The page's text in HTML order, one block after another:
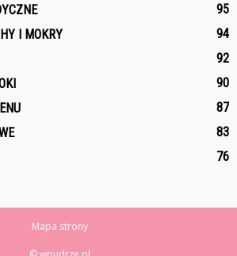
95
I MOKRY
94
92
90
87
83
76
Mapa strony